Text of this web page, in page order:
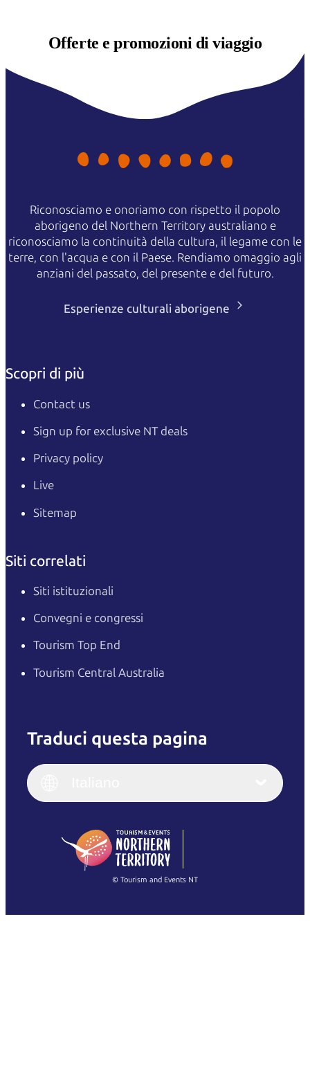
Offerte epromozioni di viaggio
Riconosciamo e onoriamo con rispetto il popolo
aborigeno del Northern Territory australiano e
riconosciamo la continuità della cultura, il legame con le
terre, con l'acqua e con il Paese. Rendiamo omaggio agli
anziani del passato, del presente e del futuro.
Esperienze culturali aborigene
Scopri di più
Contact us
Sign up for exclusive NT deals
Privacy policy
Live
Sitemap
Siti correlati
Siti istituzionali
Convegni e congressi
Tourism Top End
Tourism Central Australia
Traduci questa pagina
English
(Singapore)
Français
Italiano
繁體中文
© Tourism and Events NT